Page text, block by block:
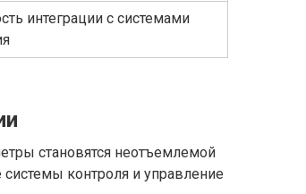
интеграции с системами
становятся неотъемлемой
контроля и управление